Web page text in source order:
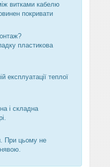
витками кабелю
покривати
пластикова
експлуатації теплої
і складна
При цьому не